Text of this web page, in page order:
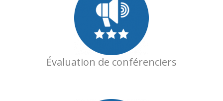
Évaluation de conférenciers